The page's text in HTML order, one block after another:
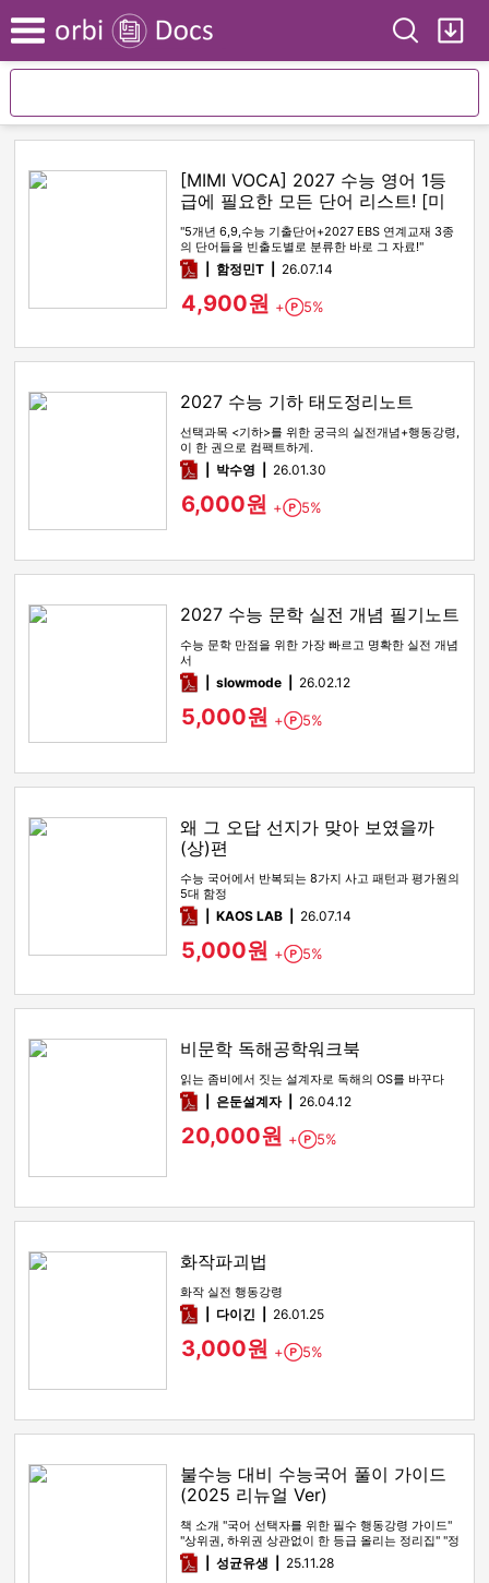
Menu Search
[MIMI VOCA] 2027 수능 영어 1등
급에 필요한 모든 단어 리스트! [미
미보카]
"5개년 6,9,수능 기출단어+2027 EBS 연계교재 3종
의 단어들을 빈출도별로 분류한 바로 그 자료!"
pdf함정민T 26.07.14
4,900원 + Point
5%
2027 수능 기하 태도정리노트
선택과목 <기하>를 위한 궁극의 실전개념+행동강령,
이 한 권으로 컴팩트하게.
pdf박수영 26.01.30
6,000원 + Point
5%
2027 수능 문학 실전 개념 필기노트
수능 문학 만점을 위한 가장 빠르고 명확한 실전 개념
서
pdfslowmode 26.02.12
5,000원 + Point
5%
왜 그 오답 선지가 맞아 보였을까
(상)편
수능 국어에서 반복되는 8가지 사고 패턴과 평가원의
5대 함정
pdfKAOS LAB 26.07.14
5,000원 + Point
5%
비문학 독해공학워크북
읽는 좀비에서 짓는 설계자로 독해의 OS를 바꾸다
pdf은둔설계자 26.04.12
20,000원 + Point
5%
화작파괴법
화작 실전 행동강령
pdf다이긴 26.01.25
3,000원 + Point
5%
불수능 대비 수능국어 풀이 가이드
(2025 리뉴얼 Ver)
책 소개 "국어 선택자를 위한 필수 행동강령 가이드"
"상위권, 하위권 상관없이 한 등급 올리는 정리집" "정
시파이터 적극 …
pdf성균유생 25.11.28